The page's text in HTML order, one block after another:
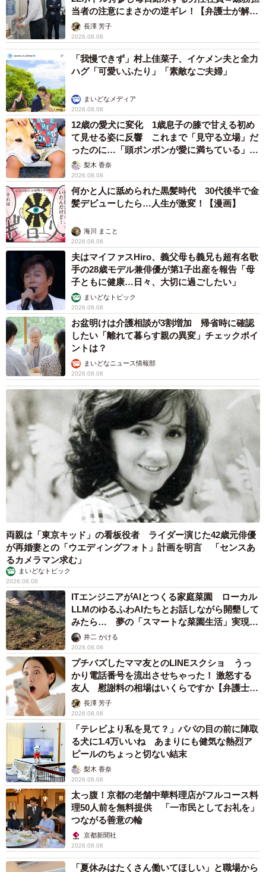
当者の注意にまさかの逆ギレ！【弁護士が解
説】長澤 芳子
2026.08.08
「我慢できず」村上佳菜子、イケメン夫と全力
ハグ「可愛いふたり」「素敵なご夫婦」
まいどなメディア
2026.08.08
12歳の愛犬に変化 1歳息子の膝で甘える初め
て見せる姿に反響 これまで「見守る立場」だ
ったのに…「頭ポンポンが愛に満ちている」
「尊…」
梨木 香奈
2026.08.08
何かと人に舐められた黒髪時代 30代後半で金
髪デビューしたら…人生が激変！【漫画】
海川 まこと
2026.08.08
夫はマイファスHiro、義父母も義兄も超有名歌
手の28歳モデル兼俳優が第1子出産を報告「母
子ともに健康…日々、大切に過ごしたい」
まいどなトピック
2026.08.08
お盆明けは介護相談が3割増加 帰省時に確認
したい「離れて暮らす親の異変」チェックポイ
ントは？
まいどなニュース情報部
2026.08.08
両親は「東京キッド」の看板役者 ライダー演じた42歳元俳優
が再婚妻との「ウエディングフォト」計画を明言 「センスあ
るカメラマン求む」
まいどなトピック
2026.08.08
ITエンジニアがAIとつくる家庭菜園 ローカル
LLMのゆるふわAIたちとお話しながら開墾して
みたら… 夢の「スマートな菜園生活」実現な
るか井二 かける
2026.08.08
プチバズしたママ友とのLINEスクショ うっ
かり電話番号を流出させちゃった！ 激怒する
友人 慰謝料の相場はいくらですか【弁護士が
解説】長澤 芳子
2026.08.08
「テレビより私を見て？」パパの目の前に陣取
る犬に1.4万いいね あまりにも健気な熱烈ア
ピールのちょっと切ない結末
梨木 香奈
2026.08.08
太っ腹！京都の老舗中華料理店がフルコース料
理50人前を無料提供 「一市民としてお礼を」
つながる善意の輪
京都新聞社
2026.08.08
「夏休みはたくさん働いてほしい」と職場から